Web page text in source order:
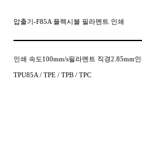
압출기-F85A 플렉시블 필라멘트 인쇄
인쇄 속도100mm/s필라멘트 직경2.85mm
TPU85A / TPE / TPB / TPC